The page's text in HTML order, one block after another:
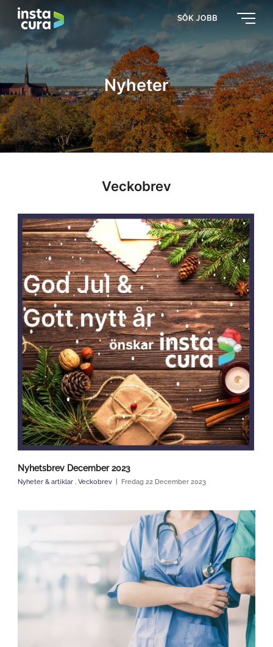
SÖK JOBB
Nyheter
Veckobrev
Nyhetsbrev December 2023
Nyheter & artiklar , Veckobrev Fredag 22 December 2023